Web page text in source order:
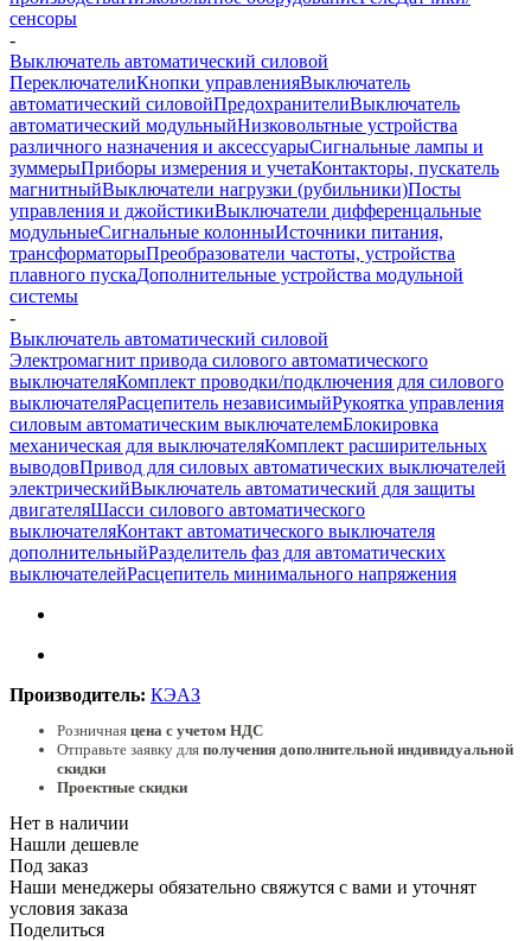
сенсоры
-
Выключатель автоматический силовой
ПереключателиКнопки управленияВыключатель
автоматический силовойПредохранителиВыключатель
автоматический модульныйНизковольтные устройства
различного назначения и аксессуарыСигнальные лампы и
зуммерыПриборы измерения и учетаКонтакторы, пускатель
магнитныйВыключатели нагрузки (рубильники)Посты
управления и джойстикиВыключатели дифференцальные
модульныеСигнальные колонныИсточники питания,
трансформаторыПреобразователи частоты, устройства
плавного пускаДополнительные устройства модульной
системы
-
Выключатель автоматический силовой
Электромагнит привода силового автоматического
выключателяКомплект проводки/подключения для силового
выключателяРасцепитель независимыйРукоятка управления
силовым автоматическим выключателемБлокировка
механическая для выключателяКомплект расширительных
выводовПривод для силовых автоматических выключателей
электрическийВыключатель автоматический для защиты
двигателяШасси силового автоматического
выключателяКонтакт автоматического выключателя
дополнительныйРазделитель фаз для автоматических
выключателейРасцепитель минимального напряжения
Производитель: КЭАЗ
Розничная цена с учетом НДС
Отправьте заявку для получения дополнительной индивидуальной
скидки
Проектные скидки
Нет в наличии
Нашли дешевле
Под заказ
Наши менеджеры обязательно свяжутся с вами и уточнят
условия заказа
Поделиться